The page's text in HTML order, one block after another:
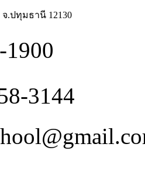
.ปทุมธานี 12130
3144